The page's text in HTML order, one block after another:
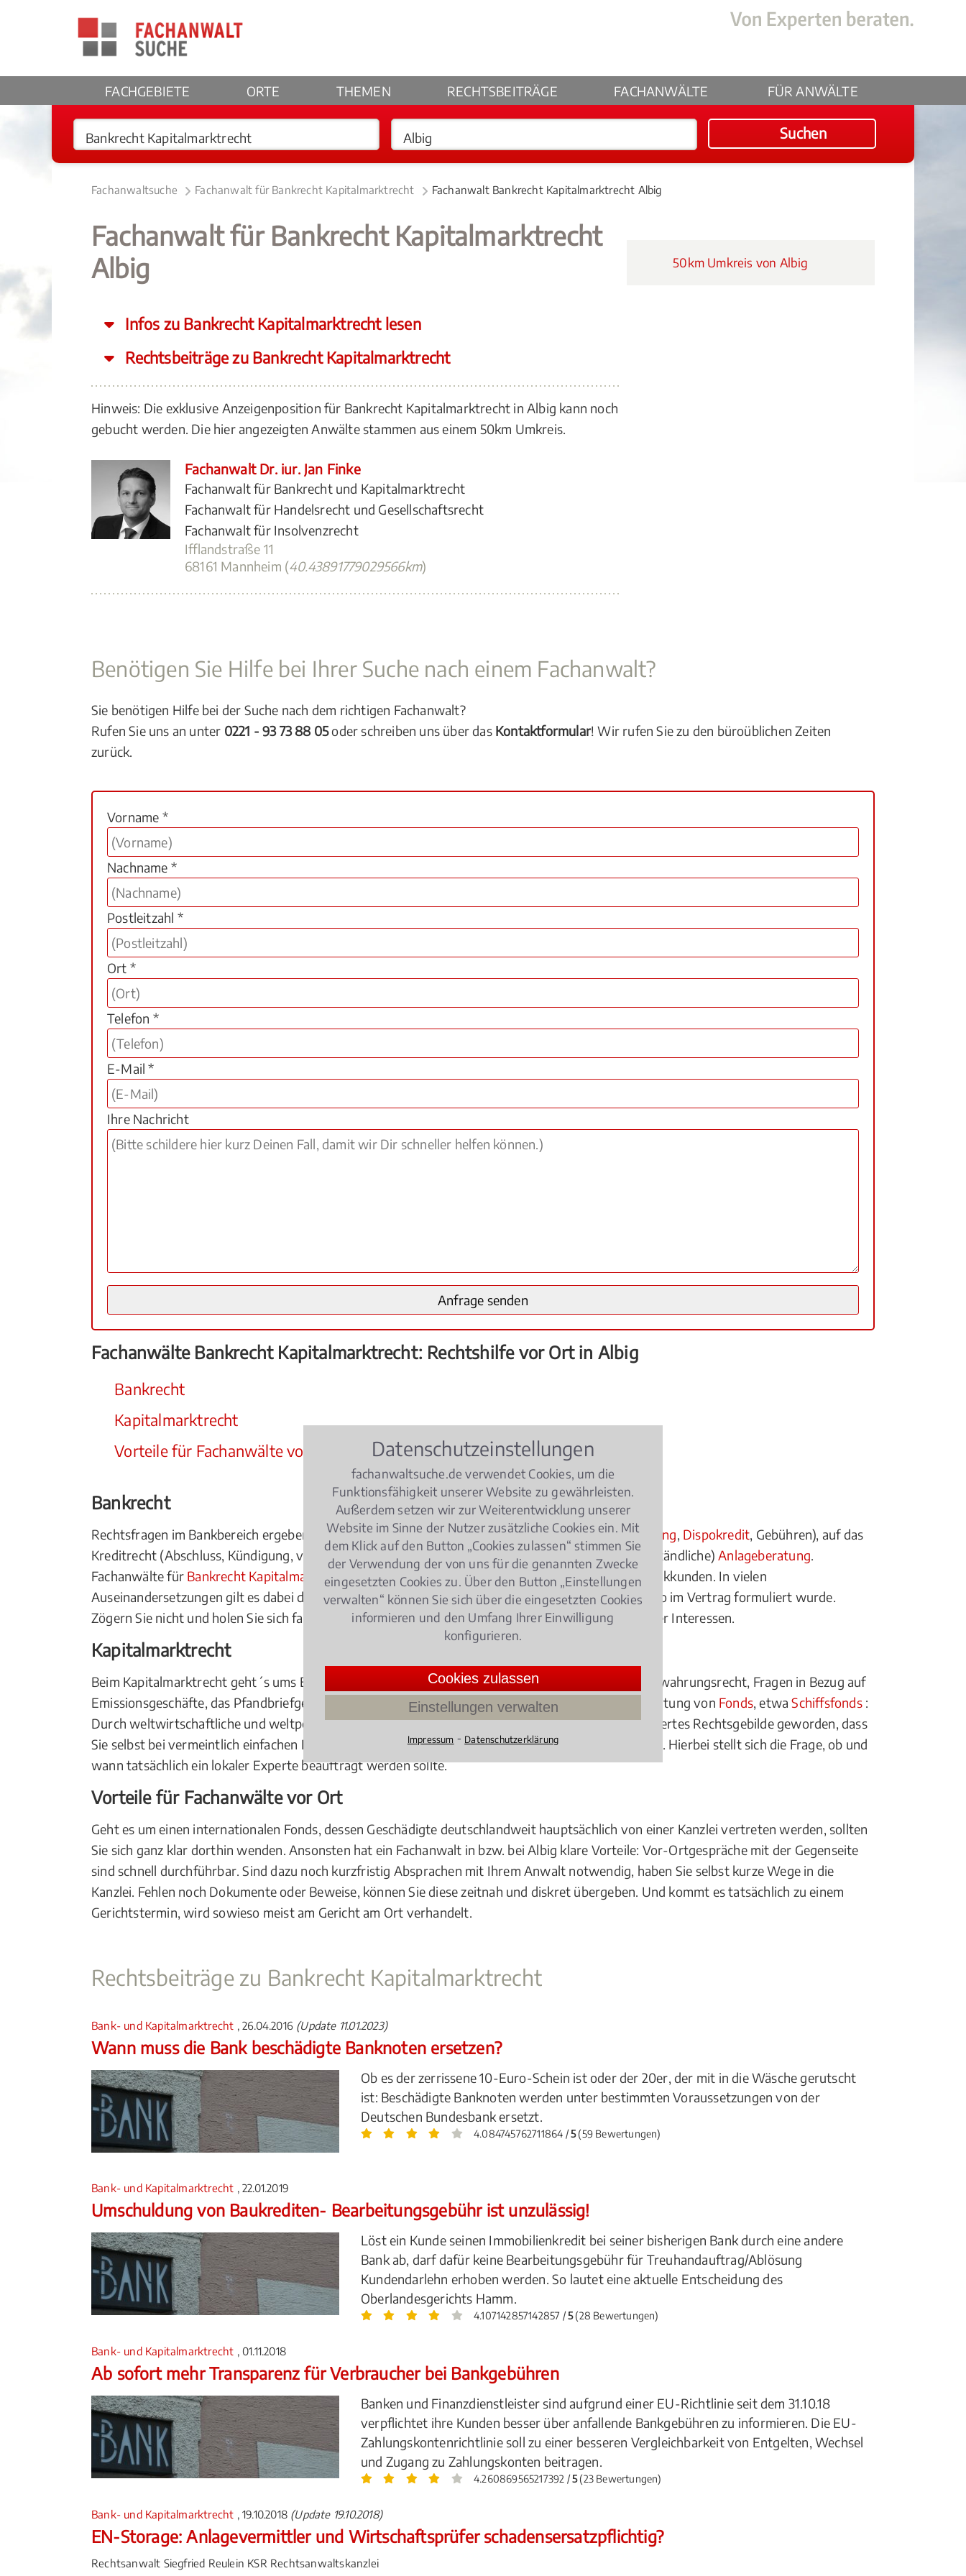
FACHGEBIETE ORTE THEMEN RECHTSBEITRÄGE FACHANWÄLTE FÜR ANWÄLTE
Suchen
Fachanwaltsuche Fachanwalt für Bankrecht Kapitalmarktrecht Fachanwalt Bankrecht Kapitalmarktrecht Albig
Fachanwalt für Bankrecht Kapitalmarktrecht
Albig
Infos zu Bankrecht Kapitalmarktrecht lesen
Rechtsbeiträge zu Bankrecht Kapitalmarktrecht
Hinweis: Die exklusive Anzeigenposition für Bankrecht Kapitalmarktrecht in Albig kann noch
gebucht werden. Die hier angezeigten Anwälte stammen aus einem 50km Umkreis.
Fachanwalt Dr. iur. Jan Finke
Fachanwalt für Bankrecht und Kapitalmarktrecht
Fachanwalt für Handelsrecht und Gesellschaftsrecht
Fachanwalt für Insolvenzrecht
Ifflandstraße 11
68161 Mannheim (40.43891779029566km)
50km Umkreis von Albig
Benötigen Sie Hilfe bei Ihrer Suche nach einem Fachanwalt?
Sie benötigen Hilfe bei der Suche nach dem richtigen Fachanwalt?
Rufen Sie uns an unter 0221 - 93 73 88 05oder schreiben uns über das Kontaktformular! Wir rufen Sie zu den büroüblichen Zeiten
zurück.
Vorname *
Nachname *
Postleitzahl *
Ort *
Telefon *
E-Mail *
Ihre Nachricht
Fachanwälte Bankrecht Kapitalmarktrecht: Rechtshilfe vor Ort in Albig
Bankrecht
Kapitalmarktrecht
Vorteile für Fachanwälte vor Ort
Bankrecht
Rechtsfragen im Bankbereich ergeben sich hauptsächlich in Bezug auf das Kontorecht (Online-Banking, Dispokredit, Gebühren), auf das
Kreditrecht (Abschluss, Kündigung, vorzeitigeKündigungund deren Gebühren) oder eine (missverständliche)Anlageberatung.
Fachanwälte für Bankrecht Kapitalmarktrechtvertreten grundsätzlich beide Seiten, Banken und Bankkunden. In vielen
Auseinandersetzungen gilt es dabei die Frage zu klären, ob das, was gemeint war, auch tatsächlich so im Vertrag formuliert wurde.
Zögern Sie nicht und holen Sie sich fachkundige Unterstützung zur Wahrung und Durchsetzung Ihrer Interessen.
Kapitalmarktrecht
Beim Kapitalmarktrecht geht´s ums Eingemachte. Ob Vermögensverwaltungsrecht, Vermögensverwahrungsrecht, Fragen in Bezug auf
Emissionsgeschäfte, das Pfandbriefgeschäft oder das Finanzkommissionsgeschäft, oder bei der Beratung von Fonds, etwaSchiffsfonds:
Durch weltwirtschaftliche und weltpolitische Einflüsse ist das Kapitalmarktrecht ein derart kompliziertes Rechtsgebilde geworden, dass
Sie selbst bei vermeintlich einfachen Fragen unbedingt den Rat eines Fachmanns hinzuziehen sollten. Hierbei stellt sich die Frage, ob und
wann tatsächlich ein lokaler Experte beauftragt werden sollte.
Vorteile für Fachanwälte vor Ort
Geht es um einen internationalen Fonds, dessen Geschädigte deutschlandweit hauptsächlich von einer Kanzlei vertreten werden, sollten
Sie sich ganz klar dorthin wenden. Ansonsten hat ein Fachanwalt in bzw. bei Albig klare Vorteile: Vor-Ortgespräche mit der Gegenseite
sind schnell durchführbar. Sind dazu noch kurzfristig Absprachen mit Ihrem Anwalt notwendig, haben Sie selbst kurze Wege in die
Kanzlei. Fehlen noch Dokumente oder Beweise, können Sie diese zeitnah und diskret übergeben. Und kommt es tatsächlich zu einem
Gerichtstermin, wird sowieso meist am Gericht am Ort verhandelt.
Rechtsbeiträge zu Bankrecht Kapitalmarktrecht
Bank- und Kapitalmarktrecht , 26.04.2016 (Update 11.01.2023)
Wann muss die Bank beschädigte Banknoten ersetzen?
Ob es der zerrissene 10-Euro-Schein ist oder der 20er, der mit in die Wäsche gerutscht
ist: Beschädigte Banknoten werden unter bestimmten Voraussetzungen von der
Deutschen Bundesbank ersetzt.
4.084745762711864 /5(59 Bewertungen)
Bank- und Kapitalmarktrecht , 22.01.2019
Umschuldung von Baukrediten- Bearbeitungsgebühr ist unzulässig!
Löst ein Kunde seinen Immobilienkredit bei seiner bisherigen Bank durch eine andere
Bank ab, darf dafür keine Bearbeitungsgebühr für Treuhandauftrag/Ablösung
Kundendarlehn erhoben werden. So lautet eine aktuelle Entscheidung des
Oberlandesgerichts Hamm.
4.107142857142857 /5(28 Bewertungen)
Bank- und Kapitalmarktrecht , 01.11.2018
Ab sofort mehr Transparenz für Verbraucher bei Bankgebühren
Banken und Finanzdienstleister sind aufgrund einer EU-Richtlinie seit dem 31.10.18
verpflichtet ihre Kunden besser über anfallende Bankgebühren zu informieren. Die EU-
Zahlungskontenrichtlinie soll zu einer besseren Vergleichbarkeit von Entgelten, Wechsel
und Zugang zu Zahlungskonten beitragen.
4.260869565217392 /5(23 Bewertungen)
Bank- und Kapitalmarktrecht , 19.10.2018 (Update 19.10.2018)
EN-Storage: Anlagevermittler und Wirtschaftsprüfer schadensersatzpflichtig?
Rechtsanwalt Siegfried Reulein KSR Rechtsanwaltskanzlei
Datenschutzeinstellungen
fachanwaltsuche.de verwendet Cookies, um die
Funktionsfähigkeit unserer Website zu gewährleisten.
Außerdem setzen wir zur Weiterentwicklung unserer
Website im Sinne der Nutzer zusätzliche Cookies ein. Mit
dem Klick auf den Button „Cookies zulassen“ stimmen Sie
der Verwendung der von uns für die genannten Zwecke
eingesetzten Cookies zu. Über den Button „Einstellungen
verwalten“ können Sie sich über die eingesetzten Cookies
informieren und den Umfang Ihrer Einwilligung
konfigurieren.
Cookies zulassen
Einstellungen verwalten
Impressum ⁃ Datenschutzerklärung